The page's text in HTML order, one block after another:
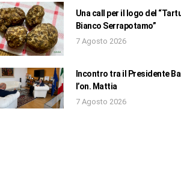
Una call per il logo del
Bianco Serrapotamo”
7 Agosto 2026
Incontro tra il Presidente
l’on. Mattia
7 Agosto 2026